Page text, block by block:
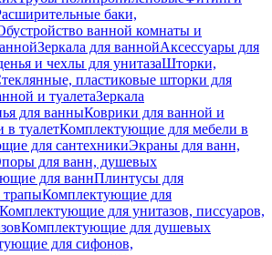
баки,
ванной комнаты и
Зеркала для ваннойАксессуары для
и чехлы для унитазаШторки,
пластиковые шторки для
и туалетаЗеркала
для ванныКоврики для ванной и
в туалетКомплектующие для мебели в
для сантехникиЭкраны для ванн,
для ванн, душевых
для ваннПлинтусы для
Комплектующие для
Комплектующие для унитазов, писсуаров,
Комплектующие для душевых
для сифонов,